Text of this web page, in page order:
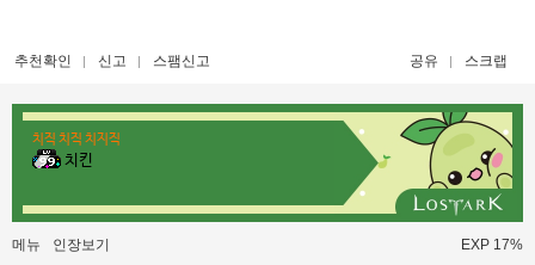
추천확인 신고 스팸신고 공유 스크랩
치직 치직 치지직
치킨
메뉴 인장보기 EXP 17%